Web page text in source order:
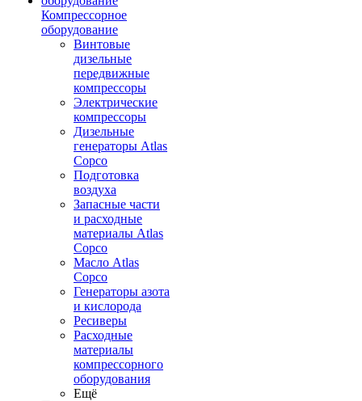
Компрессорное
оборудование
Винтовые
дизельные
передвижные
компрессоры
Электрические
компрессоры
Дизельные
генераторы Atlas
Copco
Подготовка
воздуха
Запасные части
и расходные
материалы Atlas
Copco
Масло Atlas
Copco
Генераторы азота
и кислорода
Ресиверы
Расходные
материалы
компрессорного
оборудования
Ещё